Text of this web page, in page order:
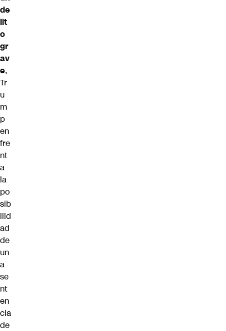
de
lit
o
gr
av
e,
Tr
u
m
p
en
fre
nt
a
la
po
sib
ilid
ad
de
un
a
se
nt
en
cia
de